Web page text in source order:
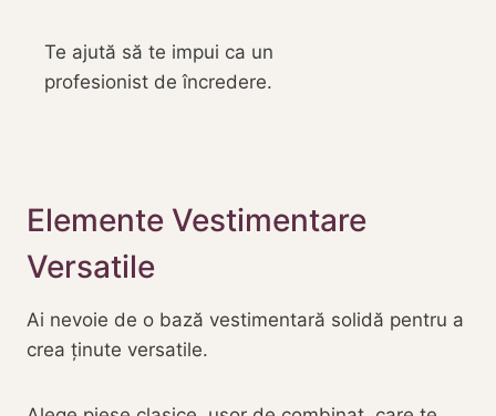
Te ajută să te impui ca un
profesionist de încredere.
Elemente Vestimentare
Versatile
Ai nevoie de o bază vestimentară solidă pentru a
crea ținute versatile.